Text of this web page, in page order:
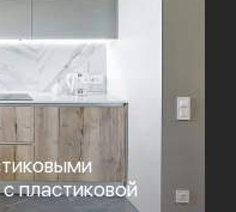
пластиковой